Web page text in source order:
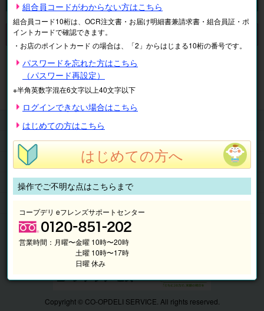
申し訳ございません。 現在、該当商品は、お取扱いしておりません。
マイページ 注文履歴
抽選結果
請求内容
チケット
くらしのサービス
このサイトの使い方
マイページ
Copyright © CO-OPDELI SERVICE. All rights reserved.
組合員コードがわからない方はこちら
組合員コード10桁は、OCR注文書・お届け明細書兼請求書・組合員証・ポ
イントカードで確認できます。
・お店のポイントカード の場合は、「2」からはじまる10桁の番号です。
パスワードを忘れた方はこちら
（パスワード再設定）
※半角英数字混在6文字以上40文字以下
ログインできない場合はこちら
はじめての方はこちら
はじめての方へ
操作でご不明な点はこちらまで
コープデリ eフレンズサポートセンター
営業時間： 月曜〜金曜 10時〜20時
土曜 10時〜17時
日曜 休み